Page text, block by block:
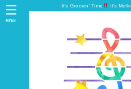
It's Groovin' Time It's
MENU